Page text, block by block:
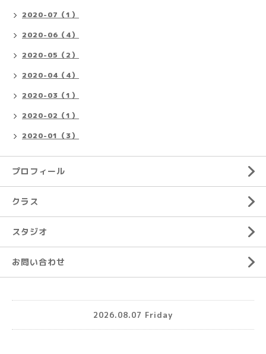
2020-07（1）
2020-06（4）
2020-05（2）
2020-04（4）
2020-03（1）
2020-02（1）
2020-01（3）
プロフィール
クラス
スタジオ
お問い合わせ
2026.08.07 Friday